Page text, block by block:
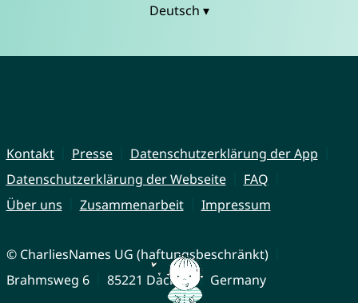
Deutsch ▾
Kontakt Presse
Datenschutzerklärung der App
Datenschutzerklärung der Webseite
FAQ
Über uns
Zusammenarbeit Impressum
© CharliesNames UG (haftungsbeschränkt)
Brahmsweg 6
85221 Dachau Germany